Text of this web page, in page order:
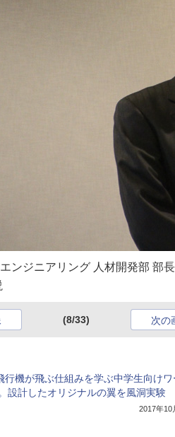
ンジニアリング 人材開発部 部
(8/33) 次の
行機が飛ぶ仕組みを学ぶ中学生向けワ
設計したオリジナルの翼を風洞実験
2017年10